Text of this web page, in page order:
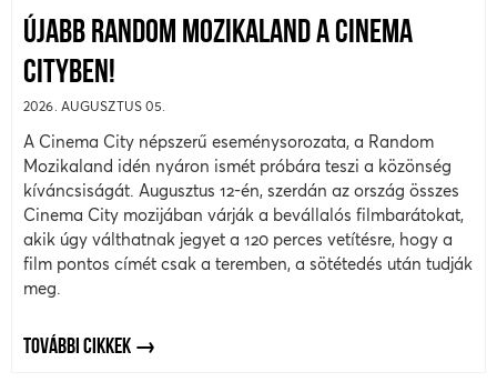
ÚJABB RANDOM MOZIKALAND A CINEMA
CITYBEN!
2026. AUGUSZTUS 05.
A Cinema City népszerű eseménysorozata, a Random
Mozikaland idén nyáron ismét próbára teszi a közönség
kíváncsiságát. Augusztus 12-én, szerdán az ország összes
Cinema City mozijában várják a bevállalós filmbarátokat,
akik úgy válthatnak jegyet a 120 perces vetítésre, hogy a
film pontos címét csak a teremben, a sötétedés után tudják
meg.
TOVÁBBI CIKKEK